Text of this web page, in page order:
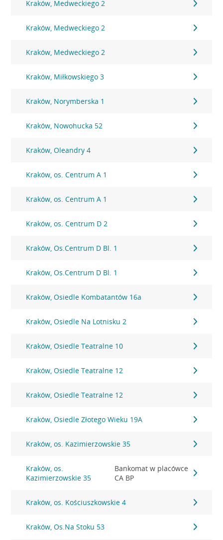
Kraków, Medweckiego 2
Kraków, Medweckiego 2
Kraków, Medweckiego 2
Kraków, Miłkowskiego 3
Kraków, Norymberska 1
Kraków, Nowohucka 52
Kraków, Oleandry 4
Kraków, os. Centrum A 1
Kraków, os. Centrum A 1
Kraków, os. Centrum D 2
Kraków, Os.Centrum D Bl. 1
Kraków, Os.Centrum D Bl. 1
Kraków, Osiedle Kombatantów 16a
Kraków, Osiedle Na Lotnisku 2
Kraków, Osiedle Teatralne 10
Kraków, Osiedle Teatralne 12
Kraków, Osiedle Teatralne 12
Kraków, Osiedle Złotego Wieku 19A
Kraków, os. Kazimierzowskie 35
Kraków, os.
Kazimierzowskie 35
Bankomat w placówce
CA BP
Kraków, os. Kościuszkowskie 4
Kraków, Os.Na Stoku 53